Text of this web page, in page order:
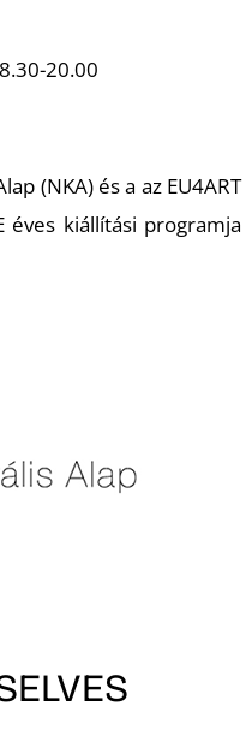
20.00
(NKA) és a az EU4ART
éves kiállítási programja